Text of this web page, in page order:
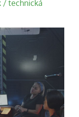
/ technická